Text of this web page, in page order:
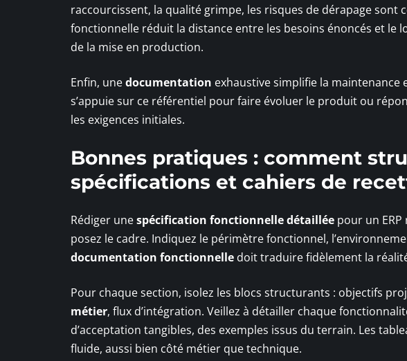
raccourcissent, la qualité grimpe, les risques de dérapage
fonctionnelle réduit la distance entre les besoins énoncés et le
de la mise en production.
Enfin, unedocumentation exhaustive simplifie la maintenance
s’appuie sur ce référentiel pour faire évoluer le produit ou
les exigences initiales.
Bonnes pratiques : comment
spécifications et cahiers de
Rédiger unespécification fonctionnelle détaillée pour un
posez le cadre. Indiquez le périmètre fonctionnel,
documentation fonctionnelle doit traduire fidèlement la
Pour chaque section, isolez les blocs structurants : objectifs
métier, flux d’intégration. Veillez à détailler chaque
d’acceptation tangibles, des exemples issus du terrain. Les
fluide, aussi bien côté métier que technique.